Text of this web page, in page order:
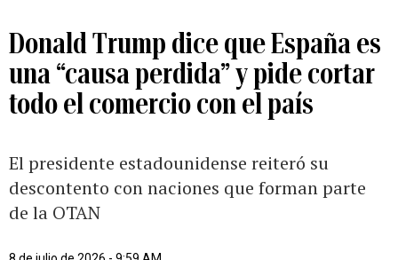
Donald Trump dice que España es
una “causa perdida” y pide cortar
todo el comercio con el país
El presidente estadounidense reiteró su
descontento con naciones que forman parte
de la OTAN